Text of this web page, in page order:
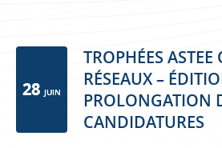
28 JUIN
TROPHÉES ASTEE
RÉSEAUX –
PROLONGATION
CANDIDATURES